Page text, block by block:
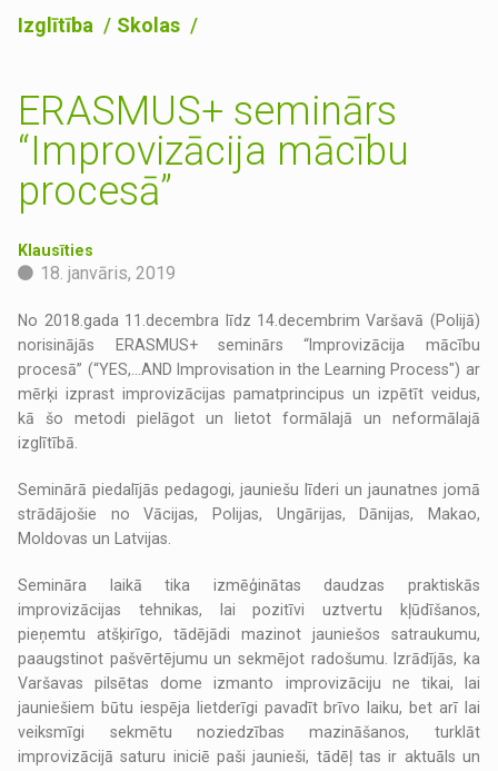
Izglītība Skolas
ERASMUS+ seminārs
“Improvizācija mācību
procesā”
Klausīties
18. janvāris, 2019
No 2018.gada 11.decembra līdz 14.decembrim Varšavā (Polijā)
norisinājās ERASMUS+ seminārs “Improvizācija mācību
procesā” (“YES,...AND Improvisation in the Learning Process") ar
mērķi izprast improvizācijas pamatprincipus un izpētīt veidus,
kā šo metodi pielāgot un lietot formālajā un neformālajā
izglītībā.
Seminārā piedalījās pedagogi, jauniešu līderi un jaunatnes jomā
strādājošie no Vācijas, Polijas, Ungārijas, Dānijas, Makao,
Moldovas un Latvijas.
Semināra laikā tika izmēģinātas daudzas praktiskās
improvizācijas tehnikas, lai pozitīvi uztvertu kļūdīšanos,
pieņemtu atšķirīgo, tādējādi mazinot jauniešos satraukumu,
paaugstinot pašvērtējumu un sekmējot radošumu. Izrādījās, ka
Varšavas pilsētas dome izmanto improvizāciju ne tikai, lai
jauniešiem būtu iespēja lietderīgi pavadīt brīvo laiku, bet arī lai
veiksmīgi sekmētu noziedzības mazināšanos, turklāt
improvizācijā saturu iniciē paši jaunieši, tādēļ tas ir aktuāls un